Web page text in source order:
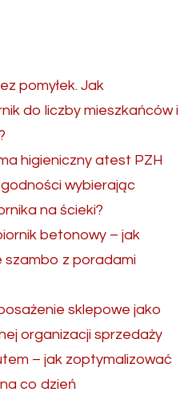
pomyłek. Jak
do liczby mieszkańców i
higieniczny atest PZH
wybierając
na ścieki?
betonowy – jak
szambo z poradami
sklepowe jako
organizacji sprzedaży
– jak zoptymalizować
co dzień